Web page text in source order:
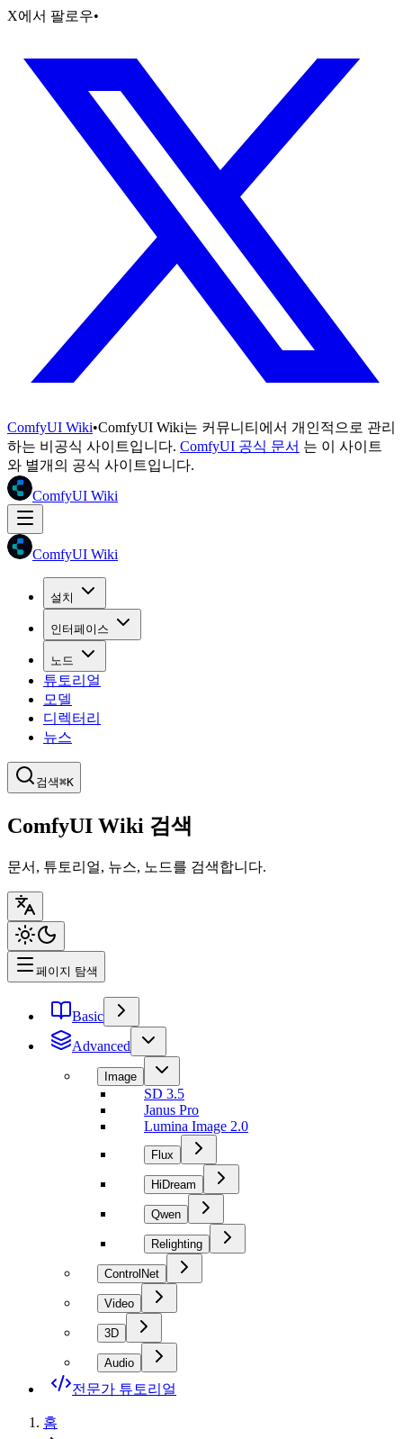
X에서 팔로우•
ComfyUI Wiki•ComfyUI Wiki는 커뮤니티에서 개인적으로 관리
하는 비공식 사이트입니다. ComfyUI 공식 문서 는 이 사이트
와 별개의 공식 사이트입니다.
ComfyUI Wiki
ComfyUI Wiki
설치
인터페이스
노드
튜토리얼
모델
디렉터리
뉴스
검색⌘K
ComfyUI Wiki 검색
문서, 튜토리얼, 뉴스, 노드를 검색합니다.
페이지 탐색
Basic
Advanced
Image
SD 3.5
Janus Pro
Lumina Image 2.0
Flux
HiDream
Qwen
Relighting
ControlNet
Video
3D
Audio
전문가 튜토리얼
홈